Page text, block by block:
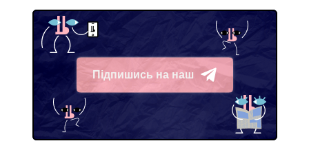
Підпишись на наш
Telegram